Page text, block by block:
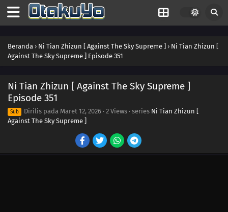
Beranda › Ni Tian Zhizun [ Against The Sky Supreme ] › Ni Tian Zhizun [
Against The Sky Supreme ] Episode 351
Ni Tian Zhizun [ Against The Sky Supreme ]
Episode 351
Sub Dirilis pada Maret 12, 2026 · 2 Views · series Ni Tian Zhizun [
Against The Sky Supreme ]
369 Episode 369
367 Episode 367
365 Episode 365
364